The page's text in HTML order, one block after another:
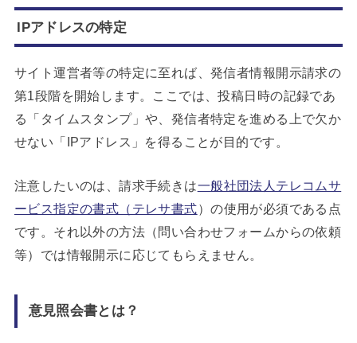
IPアドレスの特定
サイト運営者等の特定に至れば、発信者情報開示請求の
第1段階を開始します。ここでは、投稿日時の記録であ
る「タイムスタンプ」や、発信者特定を進める上で欠か
せない「IPアドレス」を得ることが目的です。
注意したいのは、請求手続きは一般社団法人テレコムサ
ービス指定の書式（テレサ書式）の使用が必須である点
です。それ以外の方法（問い合わせフォームからの依頼
等）では情報開示に応じてもらえません。
意見照会書とは？